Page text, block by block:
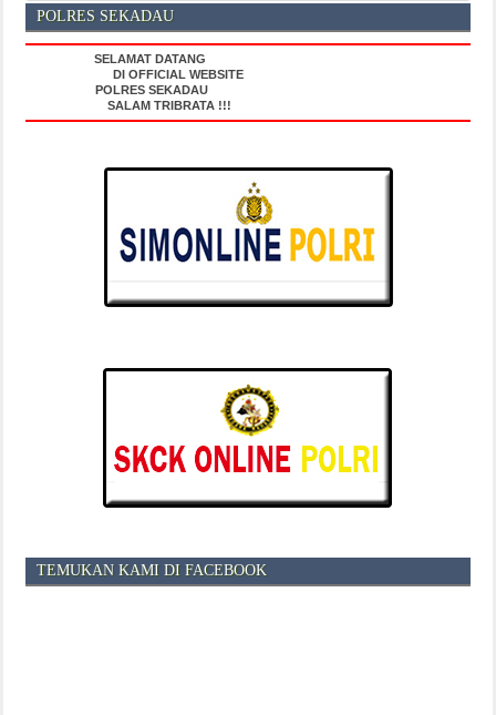
POLRES SEKADAU
SELAMAT DATANG
DI OFFICIAL WEBSITE
POLRES SEKADAU
SALAM TRIBRATA !!!
TEMUKAN KAMI DI FACEBOOK